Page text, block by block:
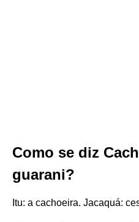
Como se diz
guarani?
Itu: a cachoeira. Jacaquá: